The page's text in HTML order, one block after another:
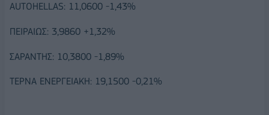
AUTOHELLAS: 11,0600 -1,43%
ΠΕΙΡΑΙΩΣ: 3,9860 +1,32%
ΣΑΡΑΝΤΗΣ: 10,3800 -1,89%
ΤΕΡΝΑ ΕΝΕΡΓΕΙΑΚΗ: 19,1500 -0,21%